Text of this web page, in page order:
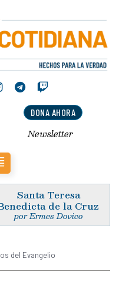
DONA AHORA
Newsletter
Santa Teresa
de la Cruz
por Ermes Dovico
del Evangelio